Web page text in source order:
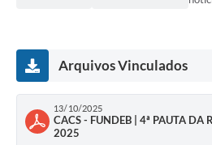
Arquivos Vinculados
13/10/2025
CACS - FUNDEB | 4ª PAUTA DA
2025